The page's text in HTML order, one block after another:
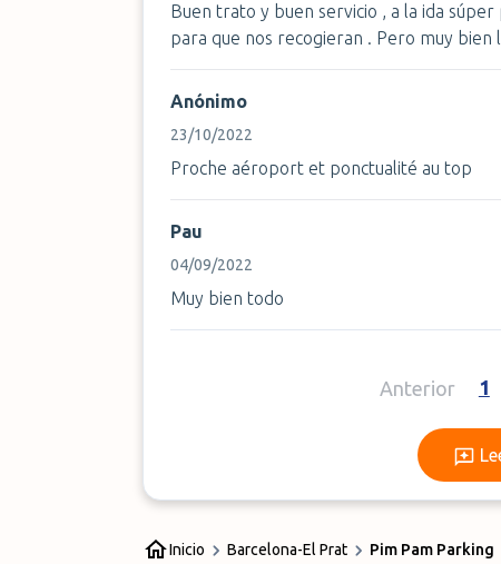
Buen trato y buen servicio , a la ida súper
para que nos recogieran . Pero muy bien
Anónimo
23/10/2022
Proche aéroport et ponctualité au top
Pau
04/09/2022
Muy bien todo
Anterior 1
Inicio Barcelona-El Prat Pim Pam Parking